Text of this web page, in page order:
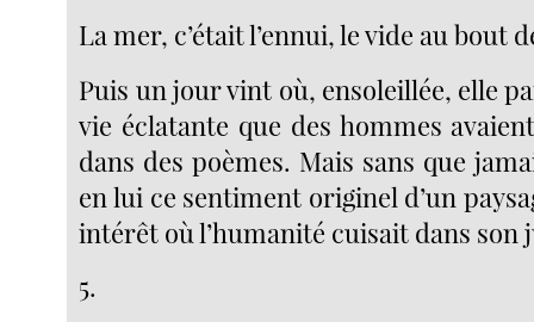
La mer, c’était l’ennui, le vide au bout
Puis un jour vint où, ensoleillée, elle
vie éclatante que des hommes
dans des poèmes. Mais sans que
en lui ce sentiment originel d’un
intérêt où l’humanité cuisait dans son
5.